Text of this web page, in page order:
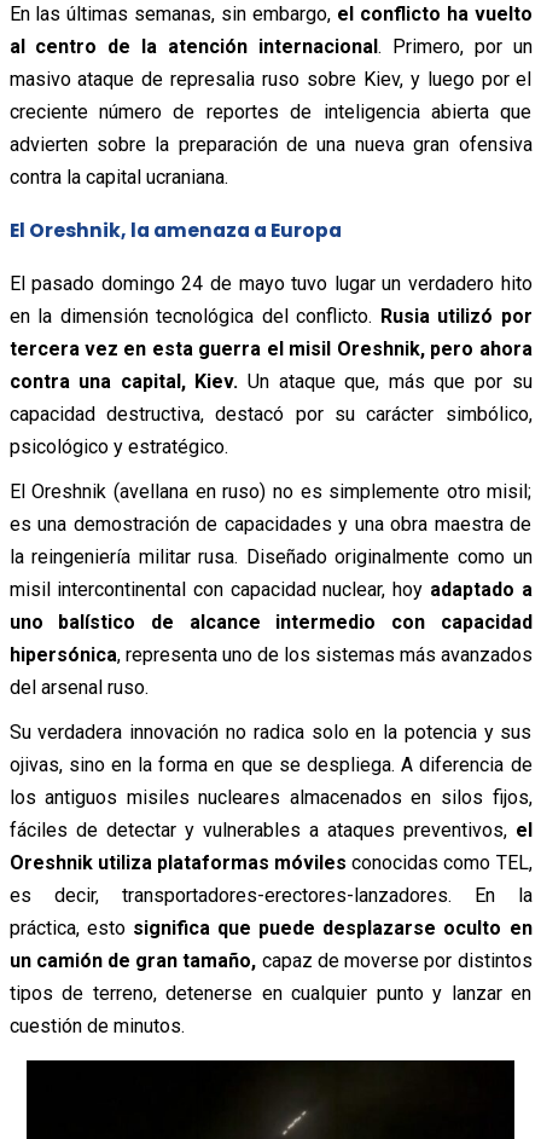
En las últimas semanas, sin embargo,el conflicto ha vuelto
al centro de la atención internacional. Primero, por un
masivo ataque de represalia ruso sobre Kiev, y luego por el
creciente número de reportes de inteligencia abierta que
advierten sobre la preparación de una nueva gran ofensiva
contra la capital ucraniana.
El Oreshnik, la amenaza a Europa
El pasado domingo 24 de mayo tuvo lugar un verdadero hito
en la dimensión tecnológica del conflicto. Rusia utilizó por
tercera vez en esta guerra el misil Oreshnik, pero ahora
contra una capital, Kiev. Un ataque que, más que por su
capacidad destructiva, destacó por su carácter simbólico,
psicológico y estratégico.
El Oreshnik (avellana en ruso) no es simplemente otro misil;
es una demostración de capacidades y una obra maestra de
la reingeniería militar rusa. Diseñado originalmente como un
misil intercontinental con capacidad nuclear, hoy adaptado a
uno balístico de alcance intermedio con capacidad
hipersónica, representa uno de los sistemas más avanzados
del arsenal ruso.
Su verdadera innovación no radica solo en la potencia y sus
ojivas, sino en la forma en que se despliega. A diferencia de
los antiguos misiles nucleares almacenados en silos fijos,
fáciles de detectar y vulnerables a ataques preventivos, el
Oreshnik utiliza plataformas móvilesconocidas como TEL,
es decir, transportadores-erectores-lanzadores. En la
práctica, esto significa que puede desplazarse oculto en
un camión de gran tamaño, capaz de moverse por distintos
tipos de terreno, detenerse en cualquier punto y lanzar en
cuestión de minutos.